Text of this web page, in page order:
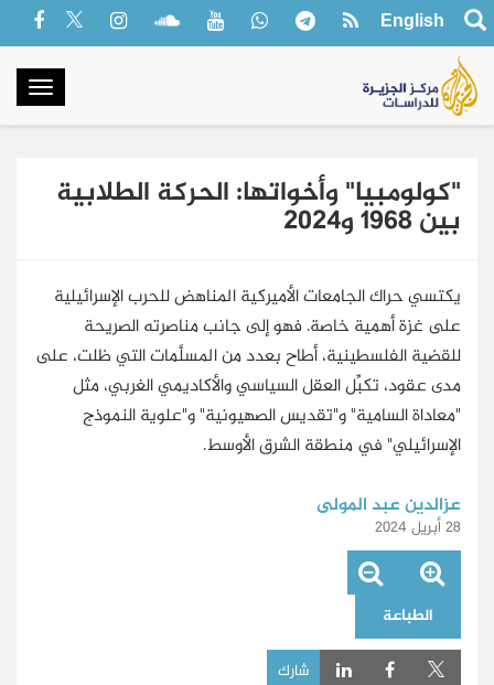
English
"كولومبيا" وأخواتها: الحركة الطلابية
بين 1968 و2024
يكتسي حراك الجامعات الأميركية المناهض للحرب الإسرائيلية
على غزة أهمية خاصة. فهو إلى جانب مناصرته الصريحة
للقضية الفلسطينية، أطاح بعدد من المسلَّمات التي ظلت، على
مدى عقود، تكبِّل العقل السياسي والأكاديمي الغربي، مثل
"معاداة السامية" و"تقديس الصهيونية" و"علوية النموذج
الإسرائيلي" في منطقة الشرق الأوسط.
عزالدين عبد المولى
28 أبريل 2024
الطباعة
شارك